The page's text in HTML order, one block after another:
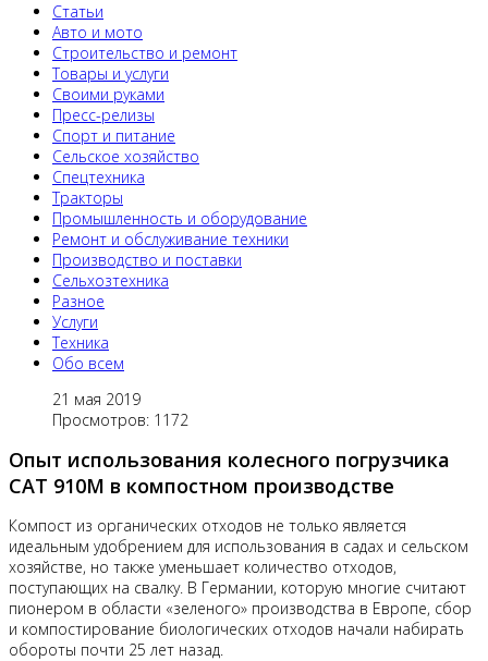
Статьи
Авто и мото
Строительство и ремонт
Товары и услуги
Своими руками
Пресс-релизы
Спорт и питание
Сельское хозяйство
Спецтехника
Тракторы
Промышленность и оборудование
Ремонт и обслуживание техники
Производство и поставки
Сельхозтехника
Разное
Услуги
Техника
Обо всем
21 мая 2019
Просмотров: 1172
Опыт использования колесного погрузчика
CAT 910M в компостном производстве
Компост из органических отходов не только является
идеальным удобрением для использования в садах и сельском
хозяйстве, но также уменьшает количество отходов,
поступающих на свалку. В Германии, которую многие считают
пионером в области «зеленого» производства в Европе, сбор
и компостирование биологических отходов начали набирать
обороты почти 25 лет назад.